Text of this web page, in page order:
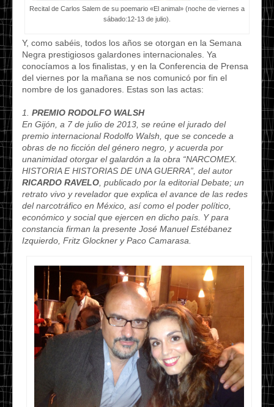
Recital de Carlos Salem de su poemario «El animal» (noche de viernes a
sábado:12-13 de julio).
Y, como sabéis, todos los años se otorgan en la Semana
Negra prestigiosos galardones internacionales. Ya
conocíamos a los finalistas, y en la Conferencia de Prensa
del viernes por la mañana se nos comunicó por fin el
nombre de los ganadores. Estas son las actas:
1. PREMIO RODOLFO WALSH
En Gijón, a 7 de julio de 2013, se reúne el jurado del
premio internacional Rodolfo Walsh, que se concede a
obras de no ficción del género negro, y acuerda por
unanimidad otorgar el galardón a la obra “NARCOMEX.
HISTORIA E HISTORIAS DE UNA GUERRA”, del autor
RICARDO RAVELO , publicado por la editorial Debate; un
retrato vivo y revelador que explica el avance de las redes
del narcotráfico en México, así como el poder político,
económico y social que ejercen en dicho país. Y para
constancia firman la presente José Manuel Estébanez
Izquierdo, Fritz Glockner y Paco Camarasa.